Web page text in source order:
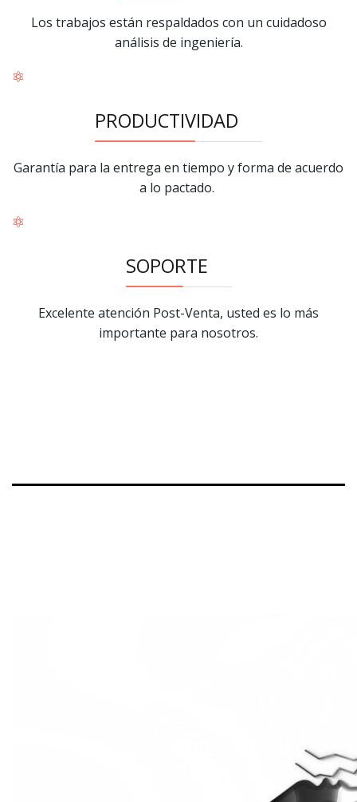
Los trabajos están respaldados con un cuidadoso
análisis de ingeniería.
PRODUCTIVIDAD
Garantía para la entrega en tiempo y forma de acuerdo
a lo pactado.
SOPORTE
Excelente atención Post-Venta, usted es lo más
importante para nosotros.